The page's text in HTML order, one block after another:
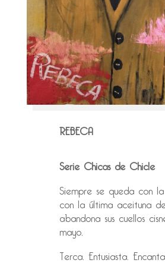
REBECA
Serie Chicas de Chicle
Siempre se queda con
con la última aceituna
abandona sus cuellos
mayo.
Terca. Entusiasta.